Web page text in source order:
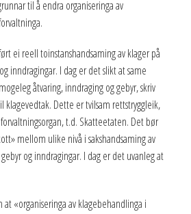
til å endra organiseringa av
ei reell toinstanshandsaming av klager på
inndragingar. I dag er det slikt at same
åtvaring, inndraging og gebyr, skriv
klagevedtak. Dette er tvilsam rettstryggleik,
t.d. Skatteetaten. Det bør
mellom ulike nivå i sakshandsaming av
og inndragingar. I dag er det uvanleg at
at «organiseringa av klagebehandlinga i